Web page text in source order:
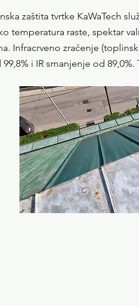
zaštita tvrtke KaWaTech
temperatura raste, spektar
Infracrveno zračenje
99,8% i IR smanjenje od